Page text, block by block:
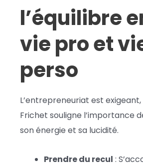
l’équilibre
vie pro et
perso
L’entrepreneuriat est
Frichet souligne l’importance
son énergie et sa lucidité.
Prendre du recul :